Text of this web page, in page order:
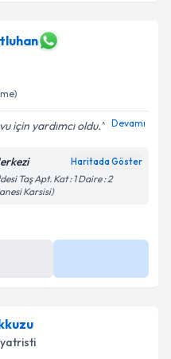
için yardımcı oldu. Devamı
Haritada Göster
Taş Apt. Kat : 1 Daire : 2
Karsisi)